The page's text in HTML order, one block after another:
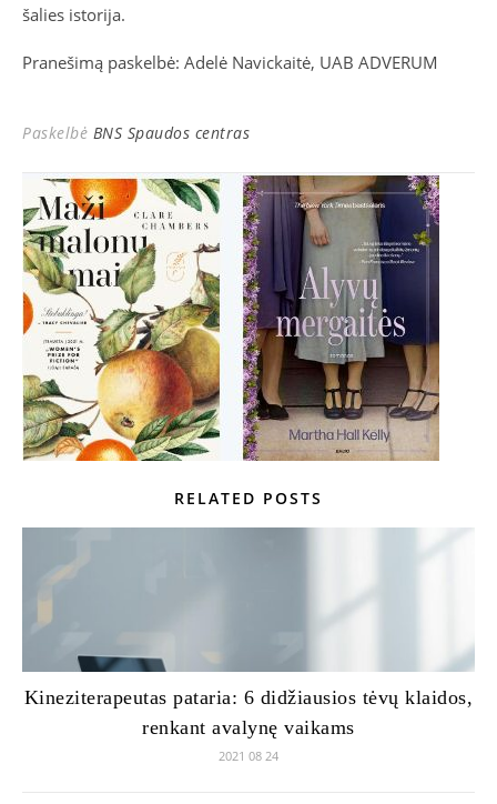
šalies istorija.
Pranešimą paskelbė: Adelė Navickaitė, UAB ADVERUM
Paskelbė BNS Spaudos centras
RELATED POSTS
Kineziterapeutas pataria: 6 didžiausios tėvų klaidos,
renkant avalynę vaikams
2021 08 24